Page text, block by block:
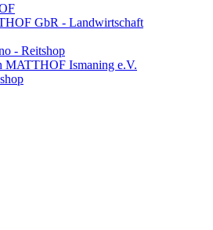
GbR - Landwirtschaft
- Reitshop
MATTHOF Ismaning e.V.